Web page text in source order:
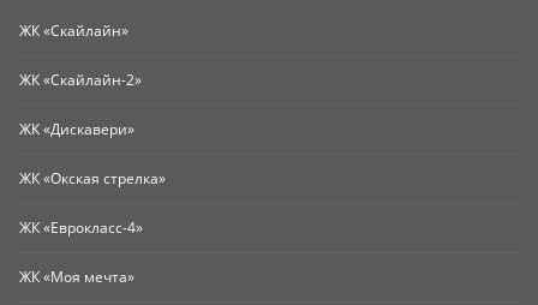
ЖК «Скайлайн»
ЖК «Скайлайн-2»
ЖК «Дискавери»
ЖК «Окская стрелка»
ЖК «Еврокласс-4»
ЖК «Моя мечта»